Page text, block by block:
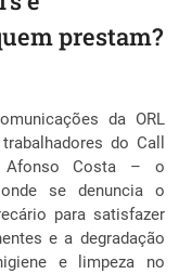
prestam?
da ORL
do Call
Costa – o
se denuncia o
para satisfazer
e a degradação
e limpeza no